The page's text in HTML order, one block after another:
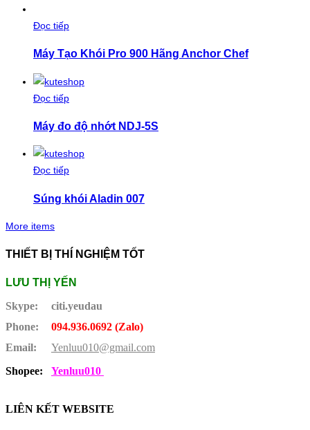
Đọc tiếp
Máy Tạo Khói Pro 900 Hãng Anchor Chef
Đọc tiếp
Máy đo độ nhớt NDJ-5S
Đọc tiếp
Súng khói Aladin 007
More items
THIẾT BỊ THÍ NGHIỆM TỐT
LƯU THỊ YẾN
Skype:
citi.yeudau
Phone:
094.936.0692 (Zalo)
Email:
Yenluu010@gmail.com
Shopee:
Yenluu010
LIÊN KẾT WEBSITE